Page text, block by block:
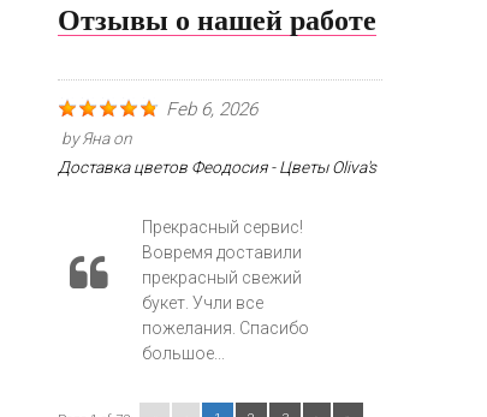
Отзывы о нашей работе
Feb 6, 2026
byЯнаon
Доставка цветов Феодосия - Цветы Oliva's
Прекрасный сервис!
Вовремя доставили
прекрасный свежий
букет. Учли все
пожелания. Спасибо
большое...